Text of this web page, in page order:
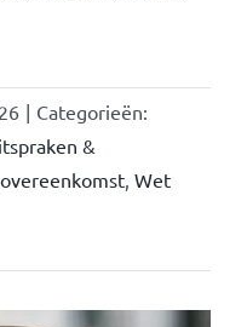
| Categorieën:
&
, Wet